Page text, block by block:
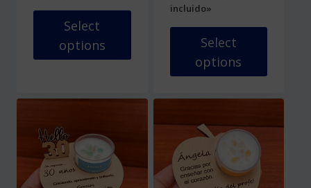
Select
options
tiene
variantes.
Las
opciones
se
incluido»
Select
options
producto
múltiples
variantes.
Las
opciones